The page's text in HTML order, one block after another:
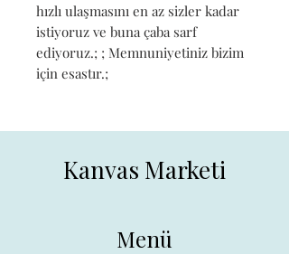
hızlı ulaşmasını en az sizler kadar
istiyoruz ve buna çaba sarf
ediyoruz.; ; Memnuniyetiniz bizim
için esastır.;
Kanvas Marketi
Menü